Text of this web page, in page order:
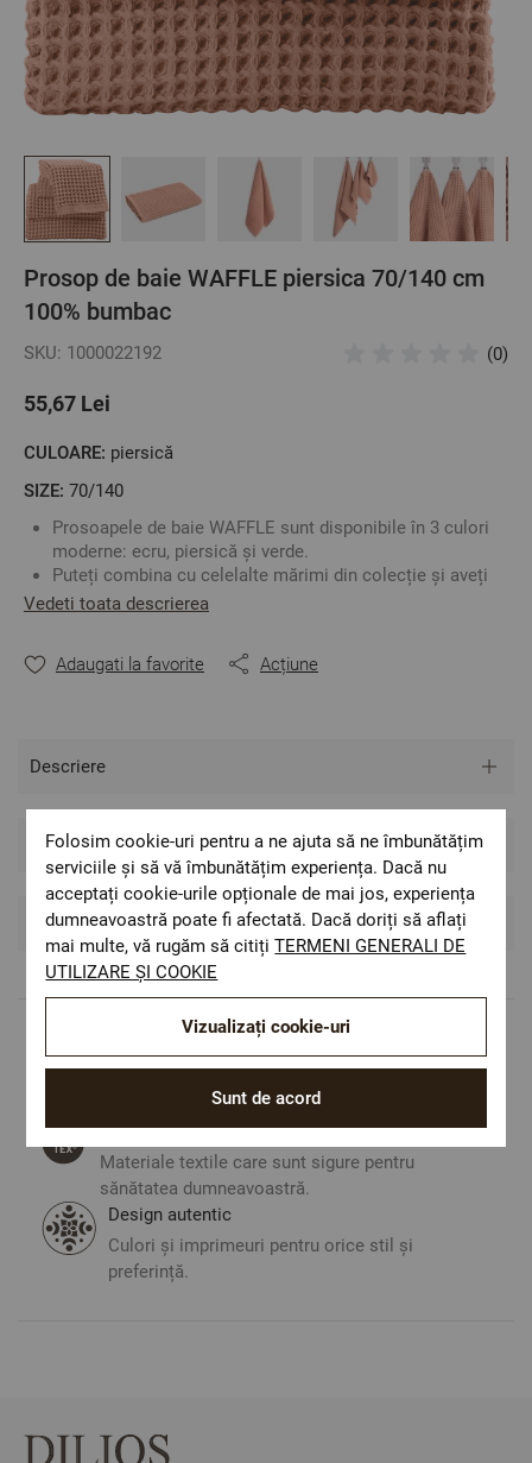
Prosop de baie WAFFLE piersica 70/140 cm
100% bumbac
SKU: 1000022192 (0)
55,67 Lei
CULOARE: piersică
SIZE: 70/140
Prosoapele de baie WAFFLE sunt disponibile în 3 culori
moderne: ecru, piersică și verde.
Puteți combina cu celelalte mărimi din colecție și aveți
un set complet de prosoape de baie.
Material:100% Bumbac
** Fotografiile sunt orientative. Poate varia ușor culoarea
Vedeti toata descrierea
Adaugati la favorite Acțiune
Descriere
Îngrijire și origine
Recenzii si Comentarii
ОЕКО-ТЕX STANDARD 100
Materiale textile care sunt sigure pentru
sănătatea dumneavoastră.
Design autentic
Culori și imprimeuri pentru orice stil și
preferință.
Folosim cookie-uri pentru a ne ajuta să ne îmbunătățim
serviciile și să vă îmbunătățim experiența. Dacă nu
acceptați cookie-urile opționale de mai jos, experiența
dumneavoastră poate fi afectată. Dacă doriți să aflați
mai multe, vă rugăm să citițiTERMENI GENERALI DE
UTILIZARE ȘI COOKIE
Sunt de acord
Vizualizați cookie-uri